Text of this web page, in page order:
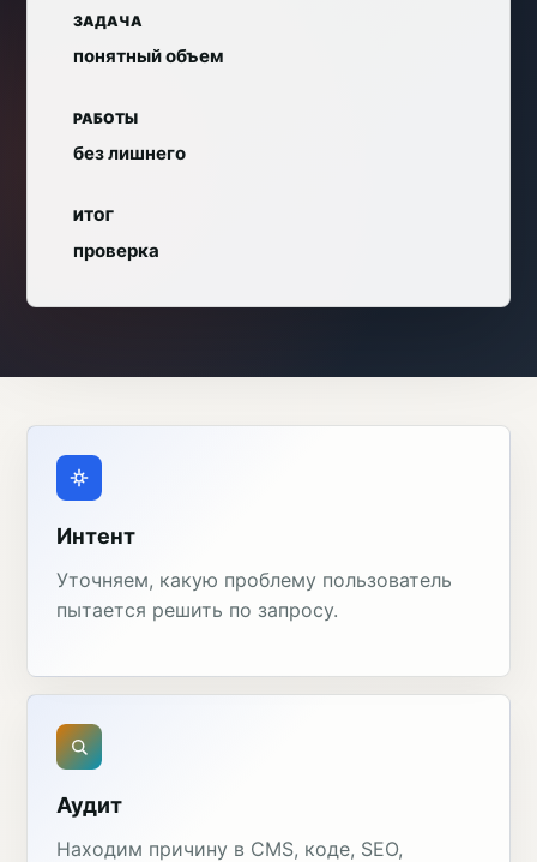
ЗАДАЧА
понятный объем
РАБОТЫ
без лишнего
ИТОГ
проверка
Интент
Уточняем, какую проблему пользователь
пытается решить по запросу.
Аудит
Находим причину в CMS, коде, SEO,